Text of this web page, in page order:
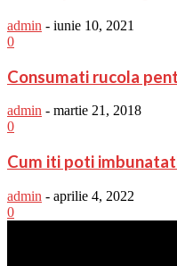
admin - iunie 10, 2021
0
Consumati rucola
admin - martie 21, 2018
0
Cum iti poti
admin - aprilie 4, 2022
0